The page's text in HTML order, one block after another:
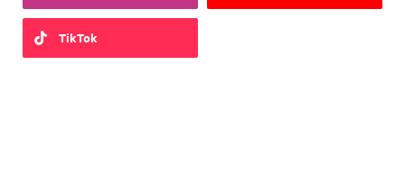
TikTok